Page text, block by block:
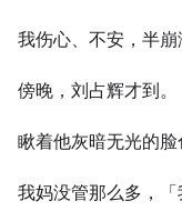
我伤心、不安，半崩
傍晚，刘占辉才到。
瞅着他灰暗无光的脸
我妈没管那么多，